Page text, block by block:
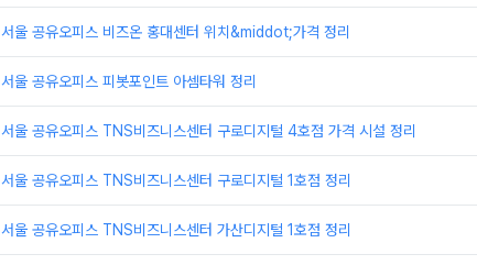
서울 공유오피스 비즈온 홍대센터 위치&middot;가격 정리
서울 공유오피스 피봇포인트 아셈타워 정리
서울 공유오피스 TNS비즈니스센터 구로디지털 4호점 가격 시설 정리
서울 공유오피스 TNS비즈니스센터 구로디지털 1호점 정리
서울 공유오피스 TNS비즈니스센터 가산디지털 1호점 정리